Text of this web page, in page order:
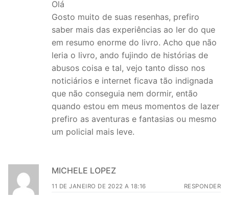
Olá
Gosto muito de suas resenhas, prefiro
saber mais das experiências ao ler do que
em resumo enorme do livro. Acho que não
leria o livro, ando fujindo de histórias de
abusos coisa e tal, vejo tanto disso nos
noticiários e internet ficava tão indignada
que não conseguia nem dormir, então
quando estou em meus momentos de lazer
prefiro as aventuras e fantasias ou mesmo
um policial mais leve.
MICHELE LOPEZ
11 DE JANEIRO DE 2022 A 18:16 RESPONDER